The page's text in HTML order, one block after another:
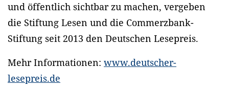
und öffentlich sichtbar zu machen, vergeben
die Stiftung Lesen und die Commerzbank-
Stiftung seit 2013 den Deutschen Lesepreis.
Mehr Informationen: www.deutscher-
lesepreis.de